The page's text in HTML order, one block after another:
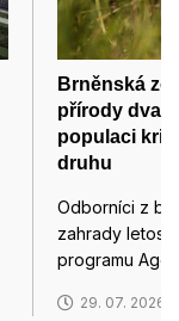
Brněnská
přírody
populaci
druhu
Odborníci z
zahrady letos
programu
29. 07. 2026